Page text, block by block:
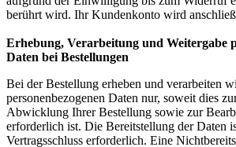
berührt wird. Ihr Kundenkonto wird
Erhebung, Verarbeitung und Weitergabe
Daten bei Bestellungen
Bei der Bestellung erheben und verarbeiten
personenbezogenen Daten nur, soweit dies
Abwicklung Ihrer Bestellung sowie zur
erforderlich ist. Die Bereitstellung der Daten
Vertragsschluss erforderlich. Eine